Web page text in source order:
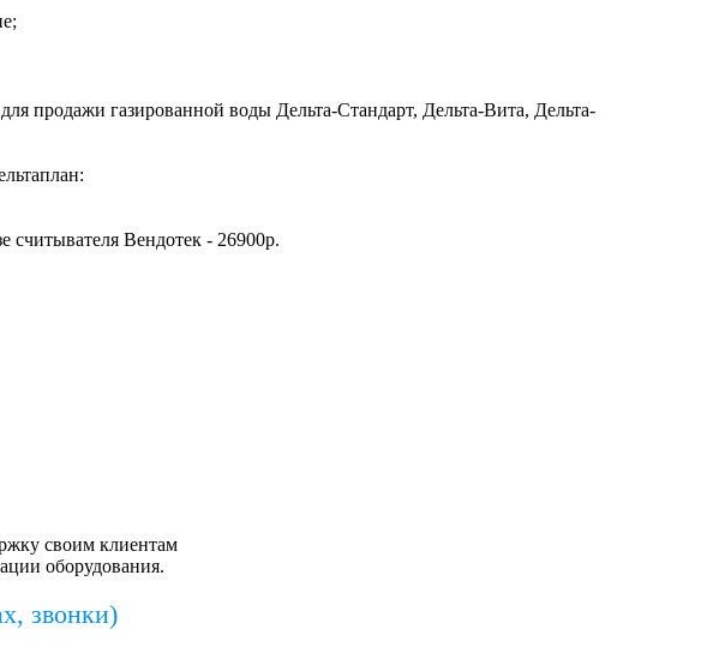
продажи газированной воды Дельта-Стандарт, Дельта-Вита, Дельта-
считывателя Вендотек - 26900р.
своим клиентам
оборудования.
звонки)